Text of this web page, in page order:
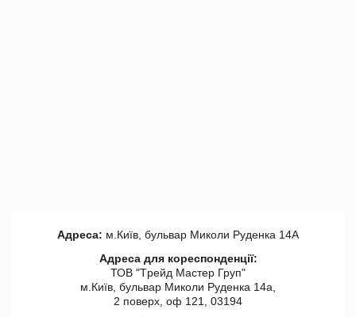
Адреса: м.Київ, бульвар Миколи Руденка 14А
Адреса для кореспонденції:
ТОВ "Tрейд Мастер Груп"
м.Київ, бульвар Миколи Руденка 14а,
2 поверх, оф 121, 03194